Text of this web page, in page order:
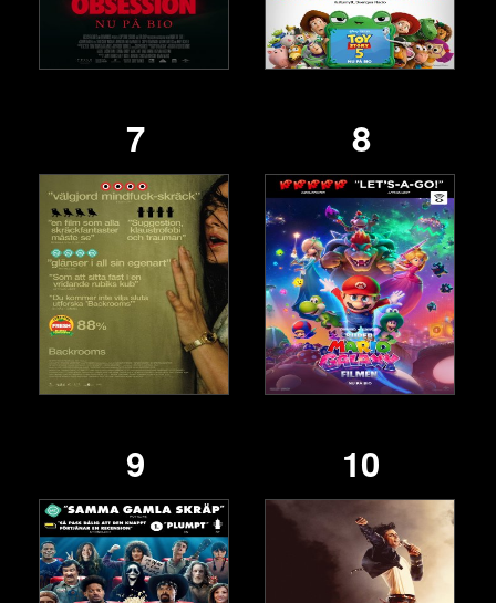
7 8
9 10